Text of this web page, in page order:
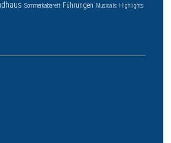
Sommerkabarett Führungen Musicals Highlights